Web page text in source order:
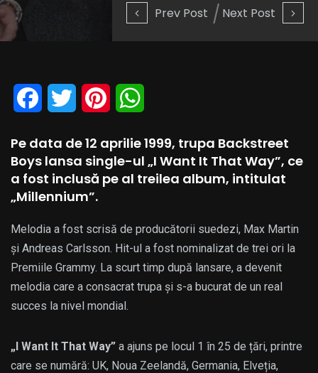
Prev Post Next Post
Facebook
Twitter Pinterest
Pe data de 12 aprilie 1999, trupa Backstreet
Boys lansa single-ul „I Want It That Way”, ce
a fost inclusă pe al treilea album, intitulat
„Millennium”.
Melodia a fost scrisă de producătorii suedezi, Max Martin
și Andreas Carlsson. Hit-ul a fost nominalizat de trei ori la
Premiile Grammy. La scurt timp după lansare, a devenit
melodia care a consacrat trupa și s-a bucurat de un real
succes la nivel mondial.
„I Want It That Way” a ajuns pe locul 1 în 25 de țări, printre
care se numără: UK, Noua Zeelandă, Germania, Elveția,